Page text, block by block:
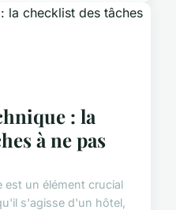
: la
à ne pas
est un élément crucial
s'agisse d'un hôtel,